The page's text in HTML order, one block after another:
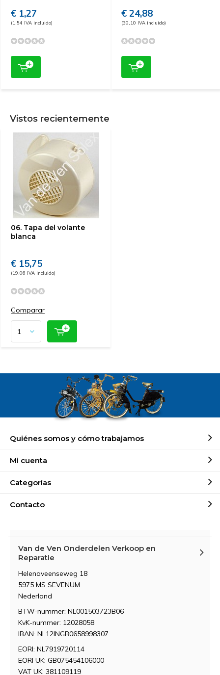
€ 1,27
(1,54 IVA incluido)
€ 24,88
(30,10 IVA incluido)
Vistos recientemente
06. Tapa del volante
blanca
€ 15,75
(19,06 IVA incluido)
Comparar
Quiénes somos y cómo trabajamos
Mi cuenta
Categorías
Contacto
Van de Ven Onderdelen Verkoop en
Reparatie
Helenaveenseweg 18
5975 MS SEVENUM
Nederland
BTW-nummer: NL001503723B06
KvK-nummer: 12028058
IBAN: NL12INGB0658998307
EORI: NL7919720114
EORI UK: GB075454106000
VAT UK: 381109119